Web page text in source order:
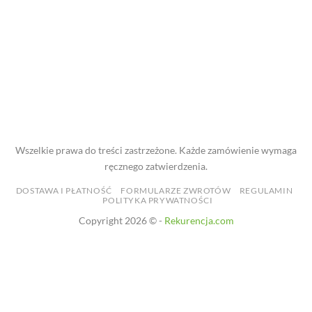
Wszelkie prawa do treści zastrzeżone. Każde zamówienie wymaga
ręcznego zatwierdzenia.
DOSTAWA I PŁATNOŚĆ FORMULARZE ZWROTÓW
REGULAMIN
POLITYKA PRYWATNOŚCI
Copyright 2026 © - Rekurencja.com